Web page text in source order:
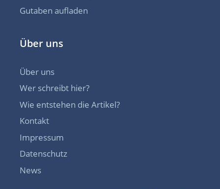
Gutaben aufladen
Über uns
Über uns
Wer schreibt hier?
Wie entstehen die Artikel?
Kontakt
Impressum
Datenschutz
News